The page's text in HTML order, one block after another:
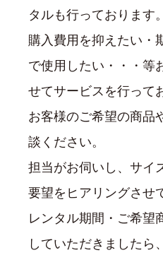
タルも行っております。
購入費用を抑えたい・
で使用したい・・・等
せてサービスを行って
お客様のご希望の商品
談ください。
担当がお伺いし、サイ
要望をヒアリングさせ
レンタル期間・ご希望
していただきましたら